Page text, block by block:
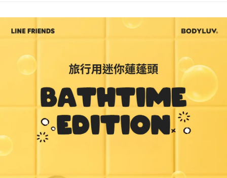
1.本服務係由「台灣大哥大股份有限公司」（以下簡稱本公司）所提供，讓
用戶於交易時，得透過本服務購買商品或服務，並由商店將買賣／分期付款
資料（包含姓名、電話或地址）提供予台灣大哥大進項蒐集、處理及利用，
由本公司與您本人進行分期帳單所需資料之確認、核對及更正。
ATM／網路銀行／等多元方式進行付款，方視為交易完成。
※ 請注意：結帳手續完成當下不需立刻繳費，但若您需要取消訂單，請聯絡
※ 交易是否成功請以「AFTEE先享後付 」之結帳頁面顯示為準，若有關於
是否繳費成功／繳費後需取消欲退款等相關疑問，請聯繫「AFTEE先享後付
客戶支援中心」
https://netprotections.freshdesk.com/support/home
【注意事項】
１．透過由恩沛科技股份有限公司提供之「AFTEE先享後付」服務完成之交
易，需依本服務之必要範圍內提供個人資料，並將交易相關給付款項請求債
權轉讓予恩沛科技股份有限公司。
２．關於個人資料處理事宜，請瀏覽以下網址：
https://aftee.tw/terms/#terms3
４．使用「AFTEE先享後付」時，將依據個別帳號之用戶狀況，依本公司即
每筆NT$100，滿NT$1,200(含以上)免運費
京站台北店客服中心(1F星巴克旁) 即日起不提供京站紙袋，取件時
請自備購物袋，若需購買紙袋可現場詢問